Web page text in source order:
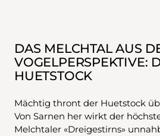
DAS MELCHTAL AUS
VOGELPERSPEKTIVE:
HUETSTOCK
Mächtig thront der Huetstock
Von Sarnen her wirkt der
Melchtaler «Dreigestirns»